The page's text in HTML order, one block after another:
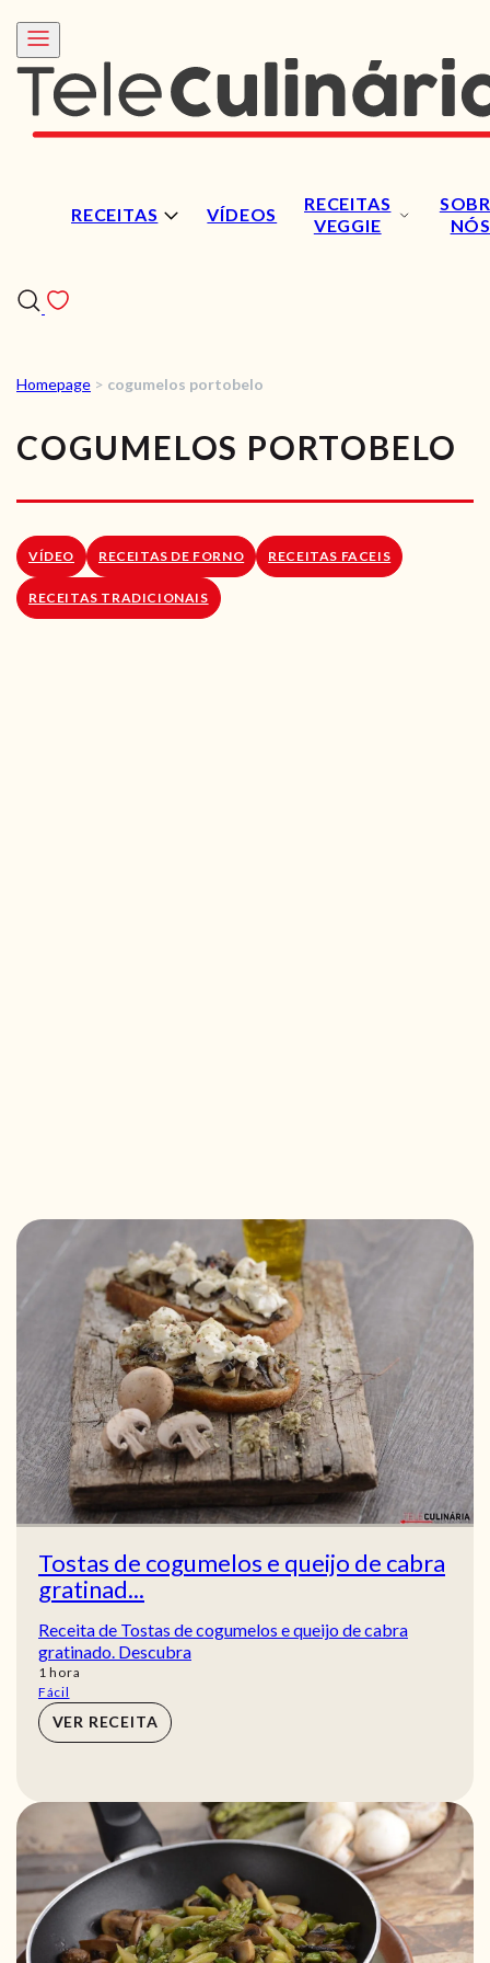
RECEITAS VÍDEOS
RECEITAS
VEGGIE
NÓS
RECEITAS
VÍDEOS
RECEITAS VEGGIE
SOBRE NÓS
LOJA ONLINE
Homepage > cogumelos portobelo
COGUMELOS PORTOBELO
VÍDEO RECEITAS DE FORNO RECEITAS FACEIS
RECEITAS TRADICIONAIS
Tostas de cogumelos e queijo de cabra
gratinad...
Receita de Tostas de cogumelos e queijo de cabra
gratinado. Descubra
1 hora
hora
Fácil
VER RECEITA